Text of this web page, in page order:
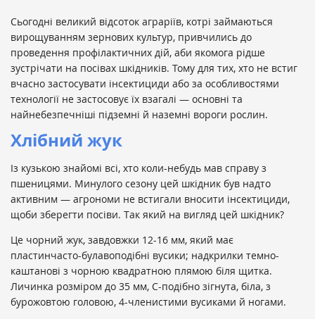
Сьогодні великий відсоток аграріїв, котрі займаються
вирощуванням зернових культур, привчились до
проведення профілактичних дій, аби якомога рідше
зустрічати на посівах шкідників. Тому для тих, хто не встиг
вчасно застосувати інсектициди або за особливостями
технології не застосовує їх взагалі — основні та
найнебезпечніші підземні й наземні вороги рослин.
Хлібний жук
Із кузькою знайомі всі, хто коли-небудь мав справу з
пшеницями. Минулого сезону цей шкідник був надто
активним — агрономи не встигали вносити інсектициди,
щоби зберегти посіви. Так який на вигляд цей шкідник?
Це чорний жук, завдовжки 12-16 мм, який має
пластинчасто-булавоподібні вусики; надкрилки темно-
каштанові з чорною квадратною плямою біля щитка.
Личинка розміром до 35 мм, С-подібно зігнута, біла, з
бурожовтою головою, 4-членистими вусиками й ногами.